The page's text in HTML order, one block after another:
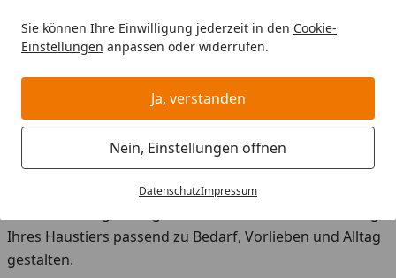
Sie können Ihre Einwilligung jederzeit in den Cookie-
Einstellungen anpassen oder widerrufen.
Ja, verstanden
Nein, Einstellungen öffnen
DatenschutzImpressum
Vitamine & Mineralien
Hund Hundefutter BARF & Frostfutter Zusätze
In der Kategorie Vitamine & Mineralien für Hunde finden
Sie eine sorgfältig zusammengestellte Auswahl an Futter,
Ihres Haustiers passend zu Bedarf, Vorlieben und Alltag
gestalten.